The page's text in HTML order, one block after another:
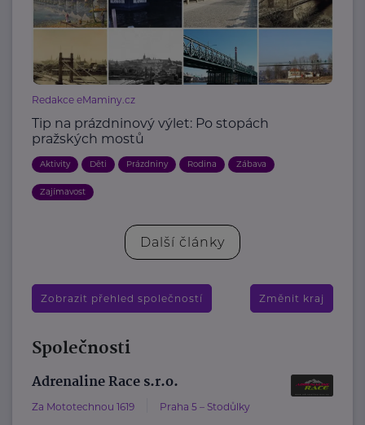
Redakce eMaminy.cz
Tip na prázdninový výlet: Po stopách
pražských mostů
Aktivity Děti Prázdniny Rodina Zábava
Zajímavost
Další články
Zobrazit přehled společností Změnit kraj
Společnosti
Adrenaline Race s.r.o.
Za Mototechnou 1619 Praha 5 – Stodůlky